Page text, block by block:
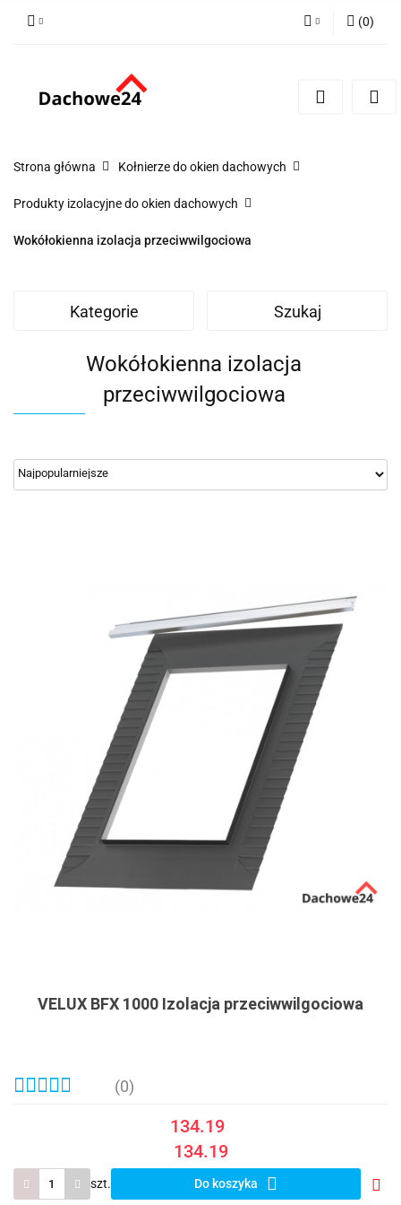
Zarejestruj się
(0)
Strona główna Kołnierze do okien dachowych
Produkty izolacyjne do okien dachowych
Wokółokienna izolacja przeciwwilgociowa
Kategorie Szukaj
Wokółokienna izolacja
przeciwwilgociowa
VELUX BFX 1000 Izolacja przeciwwilgociowa
(0)
134.19
134.19
szt. Do koszyka